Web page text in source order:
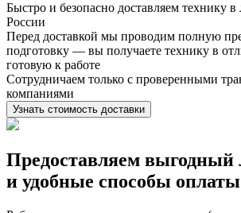
Быстро и безопасно доставляем технику
России
Перед доставкой мы проводим полную
подготовку — вы получаете технику в
готовую к работе
Сотрудничаем только с проверенными
компаниями
Узнать стоимость доставки
Предоставляем выгодный
и удобные способы оплаты